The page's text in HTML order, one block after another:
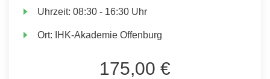
Uhrzeit:08:30 - 16:30 Uhr
Ort: IHK-Akademie Offenburg
175,00 €